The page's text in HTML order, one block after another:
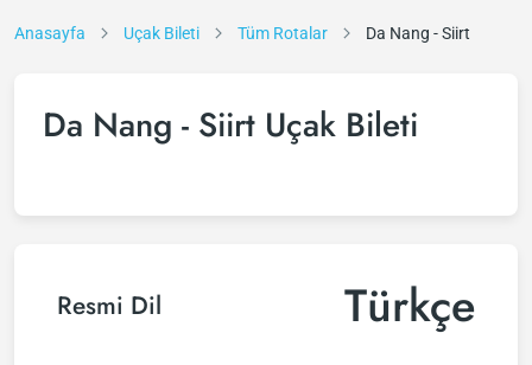
Anasayfa Uçak Bileti Tüm Rotalar Da Nang - Siirt
Da Nang - Siirt Uçak Bileti
Resmi Dil Türkçe